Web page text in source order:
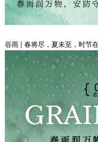
谷雨 | 春将尽，夏未至，时节